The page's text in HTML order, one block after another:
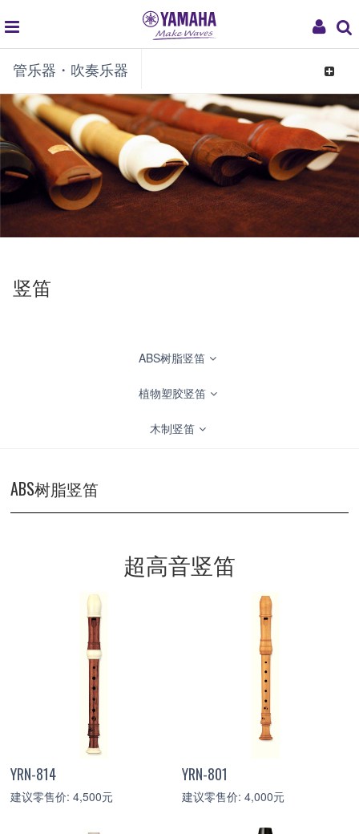
My
global
navigation
管乐器・吹奏乐器
Toggle
竖笛
ABS树脂竖笛
植物塑胶竖笛
木制竖笛
ABS树脂竖笛
超高音竖笛
YRN-814
建议零售价: 4,500元
YRN-801
建议零售价: 4,000元